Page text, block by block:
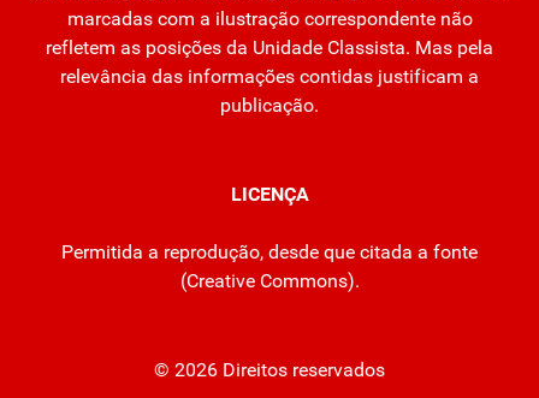
marcadas com a ilustração correspondente não
refletem as posições da Unidade Classista. Mas pela
relevância das informações contidas justificam a
publicação.
LICENÇA
Permitida a reprodução, desde que citada a fonte
(Creative Commons).
© 2026 Direitos reservados